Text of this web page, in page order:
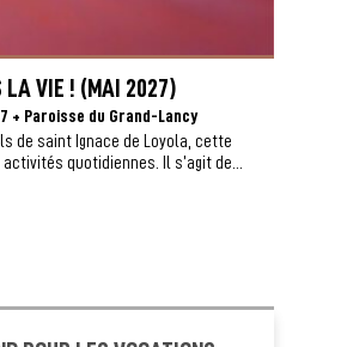
LA VIE ! (MAI 2027)
+ Paroisse du Grand-Lancy
de saint Ignace de Loyola, cette
quotidiennes. Il s’agit de...